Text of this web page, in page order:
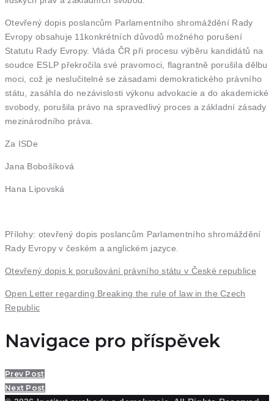
Otevřený dopis poslancům Parlamentního shromáždění Rady
Evropy obsahuje 11konkrétních důvodů možného porušení
Statutu Rady Evropy. Vláda ČR při procesu výběru kandidátů na
soudce ESLP překročila své pravomoci, flagrantně porušila dělbu
moci, což je neslučitelné se zásadami demokratického právního
státu, zasáhla do nezávislosti výkonu advokacie a do akademické
svobody, porušila právo na spravedlivý proces a základní zásady
mezinárodního práva.
Za ISDe
Jana Bobošíková
Hana Lipovská
Přílohy: otevřený dopis poslancům Parlamentního shromáždění
Rady Evropy v českém a anglickém jazyce.
Otevřený dopis k porušování právního státu v České republice
Open Letter regarding Breaking the rule of law in the Czech
Republic
Navigace pro příspěvek
Prev Post
Next Post